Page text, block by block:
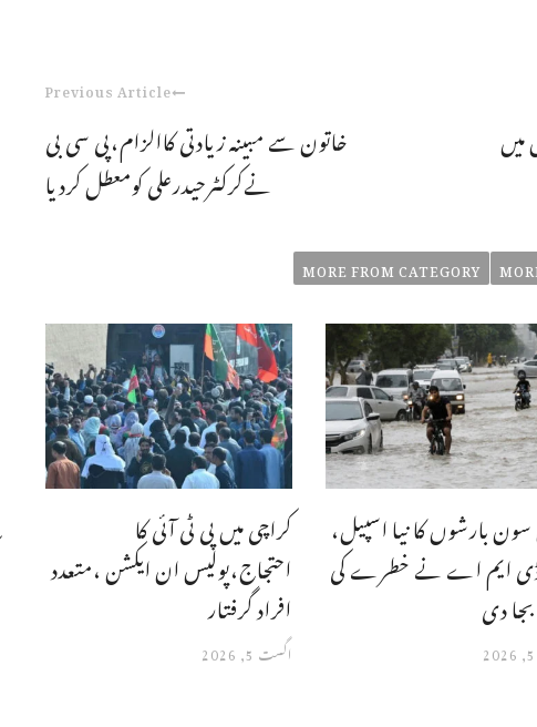
Previous Article
خاتون سے مبینہ زیادتی کاالزام،پی سی بی
نےکرکٹرحیدرعلی کومعطل کردیا
میں
MORE FROM CATEGORY
کراچی میں پی ٹی آئی کا
احتجاج،پولیس ان ایکشن ،متعدد
افراد گرفتار
اگست 5, 2026
بارشوں کا نیا اسپیل،
ایم اے نے خطرے کی
دی